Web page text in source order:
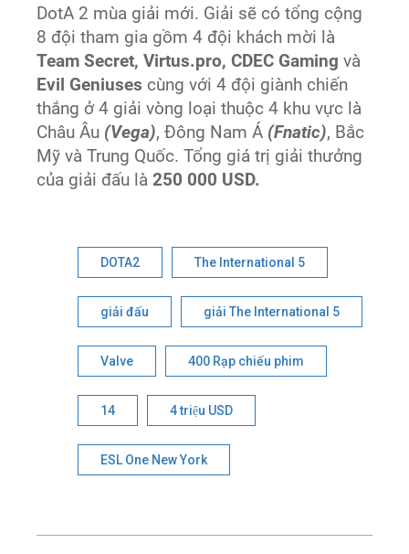
DotA 2 mùa giải mới. Giải sẽ có tổng cộng
8 đội tham gia gồm 4 đội khách mời là
Team Secret, Virtus.pro, CDEC Gaming và
Evil Geniuses cùng với 4 đội giành chiến
thắng ở 4 giải vòng loại thuộc 4 khu vực là
Châu Âu (Vega), Đông Nam Á (Fnatic), Bắc
Mỹ và Trung Quốc. Tổng giá trị giải thưởng
của giải đấu là250 000 USD.
DOTA2 The International 5
giải đấu giải The International 5
Valve 400 Rạp chiếu phim
14 4 triệu USD
ESL One New York